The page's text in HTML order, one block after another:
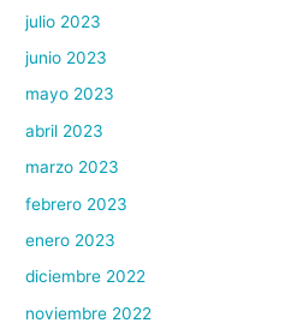
julio 2023
junio 2023
mayo 2023
abril 2023
marzo 2023
febrero 2023
enero 2023
diciembre 2022
noviembre 2022